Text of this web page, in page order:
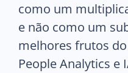
como um
e não como um
melhores frutos do
People Analytics e